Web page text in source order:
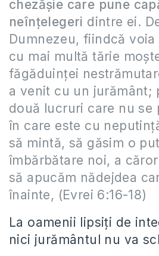
chezăşie care pune
neînţelegeri dintre ei.
Dumnezeu, fiindcă voia
cu mai multă tărie
făgăduinţei
a venit cu un jurământ;
două lucruri care nu se
în care este cu
să mintă, să găsim o
îmbărbătare noi, a
să apucăm nădejdea
înainte, (Evrei 6:16-18)
La oamenii lipsiţi de
nici jurământul nu va